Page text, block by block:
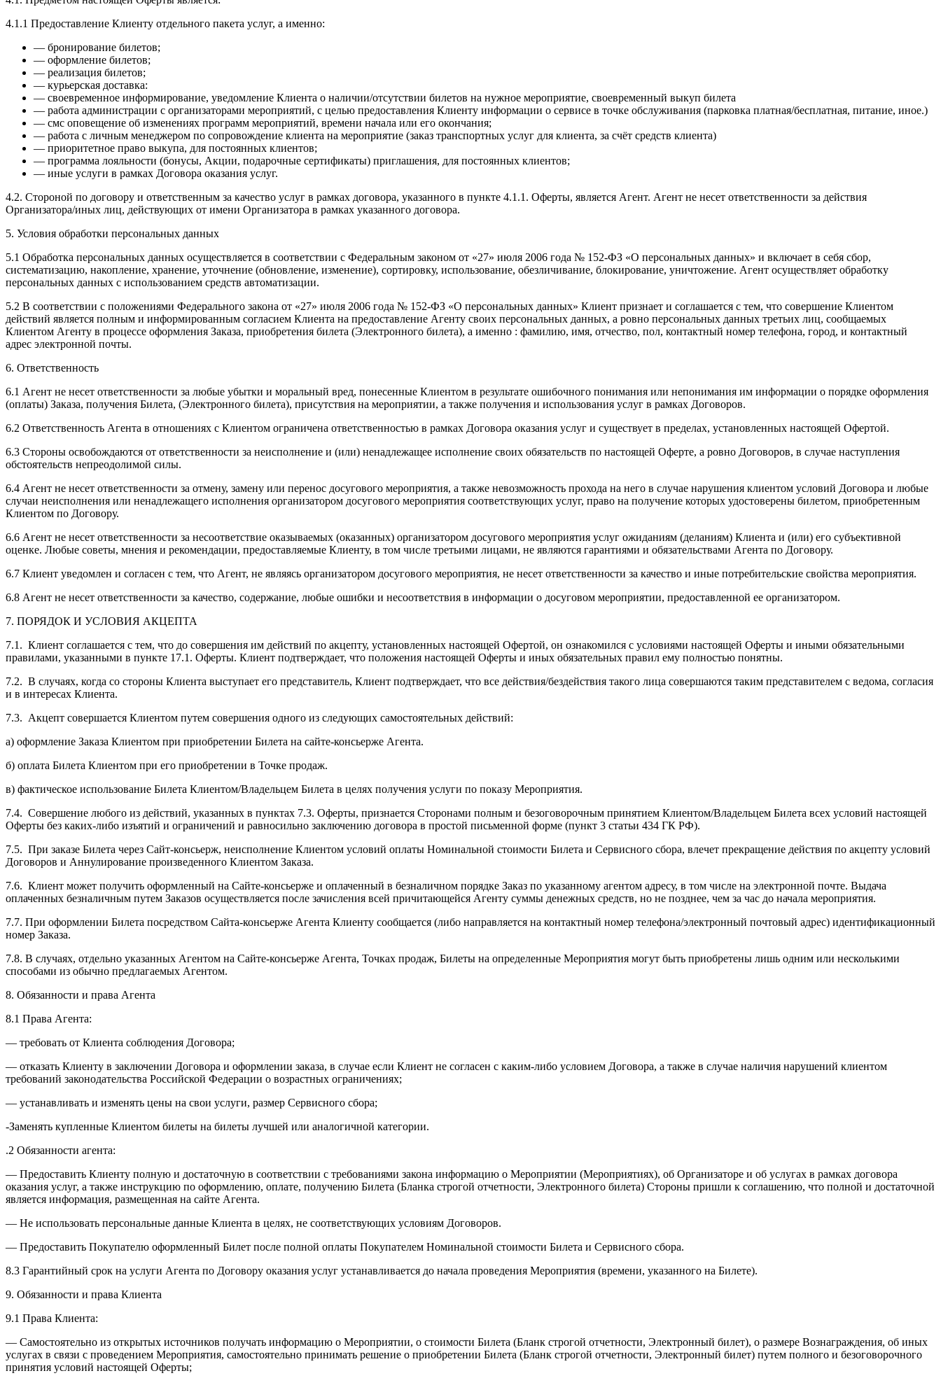
4.1.1 Предоставление Клиенту отдельного пакета услуг, а именно:
— бронирование билетов;
— оформление билетов;
— реализация билетов;
— курьерская доставка:
— своевременное информирование, уведомление Клиента о наличии/отсутствии билетов на нужное мероприятие, своевременный выкуп билета
— работа администрации с организаторами мероприятий, с целью предоставления Клиенту информации о сервисе в точке обслуживания (парковка платная/бесплатная, питание, иное.)
— смс оповещение об изменениях программ мероприятий, времени начала или его окончания;
— работа с личным менеджером по сопровождение клиента на мероприятие (заказ транспортных услуг для клиента, за счёт средств клиента)
— приоритетное право выкупа, для постоянных клиентов;
— программа лояльности (бонусы, Акции, подарочные сертификаты) приглашения, для постоянных клиентов;
— иные услуги в рамках Договора оказания услуг.
4.2. Стороной по договору и ответственным за качество услуг в рамках договора, указанного в пункте 4.1.1. Оферты, является Агент. Агент не несет ответственности за действия
Организатора/иных лиц, действующих от имени Организатора в рамках указанного договора.
5. Условия обработки персональных данных
5.1 Обработка персональных данных осуществляется в соответствии с Федеральным законом от «27» июля 2006 года № 152-ФЗ «О персональных данных» и включает в себя сбор,
систематизацию, накопление, хранение, уточнение (обновление, изменение), сортировку, использование, обезличивание, блокирование, уничтожение. Агент осуществляет обработку
персональных данных с использованием средств автоматизации.
5.2 В соответствии с положениями Федерального закона от «27» июля 2006 года № 152-ФЗ «О персональных данных» Клиент признает и соглашается с тем, что совершение Клиентом
действий является полным и информированным согласием Клиента на предоставление Агенту своих персональных данных, а ровно персональных данных третьих лиц, сообщаемых
Клиентом Агенту в процессе оформления Заказа, приобретения билета (Электронного билета), а именно : фамилию, имя, отчество, пол, контактный номер телефона, город, и контактный
адрес электронной почты.
6. Ответственность
6.1 Агент не несет ответственности за любые убытки и моральный вред, понесенные Клиентом в результате ошибочного понимания или непонимания им информации о порядке оформления
(оплаты) Заказа, получения Билета, (Электронного билета), присутствия на мероприятии, а также получения и использования услуг в рамках Договоров.
6.2 Ответственность Агента в отношениях с Клиентом ограничена ответственностью в рамках Договора оказания услуг и существует в пределах, установленных настоящей Офертой.
6.3 Стороны освобождаются от ответственности за неисполнение и (или) ненадлежащее исполнение своих обязательств по настоящей Оферте, а ровно Договоров, в случае наступления
обстоятельств непреодолимой силы.
6.4 Агент не несет ответственности за отмену, замену или перенос досугового мероприятия, а также невозможность прохода на него в случае нарушения клиентом условий Договора и любые
случаи неисполнения или ненадлежащего исполнения организатором досугового мероприятия соответствующих услуг, право на получение которых удостоверены билетом, приобретенным
Клиентом по Договору.
6.6 Агент не несет ответственности за несоответствие оказываемых (оказанных) организатором досугового мероприятия услуг ожиданиям (деланиям) Клиента и (или) его субъективной
оценке. Любые советы, мнения и рекомендации, предоставляемые Клиенту, в том числе третьими лицами, не являются гарантиями и обязательствами Агента по Договору.
6.7 Клиент уведомлен и согласен с тем, что Агент, не являясь организатором досугового мероприятия, не несет ответственности за качество и иные потребительские свойства мероприятия.
6.8 Агент не несет ответственности за качество, содержание, любые ошибки и несоответствия в информации о досуговом мероприятии, предоставленной ее организатором.
7. ПОРЯДОК И УСЛОВИЯ АКЦЕПТА
7.1. Клиент соглашается с тем, что до совершения им действий по акцепту, установленных настоящей Офертой, он ознакомился с условиями настоящей Оферты и иными обязательными
правилами, указанными в пункте 17.1. Оферты. Клиент подтверждает, что положения настоящей Оферты и иных обязательных правил ему полностью понятны.
7.2. В случаях, когда со стороны Клиента выступает его представитель, Клиент подтверждает, что все действия/бездействия такого лица совершаются таким представителем с ведома, согласия
и в интересах Клиента.
7.3. Акцепт совершается Клиентом путем совершения одного из следующих самостоятельных действий:
а) оформление Заказа Клиентом при приобретении Билета на сайте-консьерже Агента.
б) оплата Билета Клиентом при его приобретении в Точке продаж.
в) фактическое использование Билета Клиентом/Владельцем Билета в целях получения услуги по показу Мероприятия.
7.4. Совершение любого из действий, указанных в пунктах 7.3. Оферты, признается Сторонами полным и безоговорочным принятием Клиентом/Владельцем Билета всех условий настоящей
Оферты без каких-либо изъятий и ограничений и равносильно заключению договора в простой письменной форме (пункт 3 статьи 434 ГК РФ).
7.5. При заказе Билета через Сайт-консьерж, неисполнение Клиентом условий оплаты Номинальной стоимости Билета и Сервисного сбора, влечет прекращение действия по акцепту условий
Договоров и Аннулирование произведенного Клиентом Заказа.
7.6. Клиент может получить оформленный на Сайте-консьерже и оплаченный в безналичном порядке Заказ по указанному агентом адресу, в том числе на электронной почте. Выдача
оплаченных безналичным путем Заказов осуществляется после зачисления всей причитающейся Агенту суммы денежных средств, но не позднее, чем за час до начала мероприятия.
7.7. При оформлении Билета посредством Сайта-консьерже Агента Клиенту сообщается (либо направляется на контактный номер телефона/электронный почтовый адрес) идентификационный
номер Заказа.
7.8. В случаях, отдельно указанных Агентом на Сайте-консьерже Агента, Точках продаж, Билеты на определенные Мероприятия могут быть приобретены лишь одним или несколькими
способами из обычно предлагаемых Агентом.
8. Обязанности и права Агента
8.1 Права Агента:
— требовать от Клиента соблюдения Договора;
— отказать Клиенту в заключении Договора и оформлении заказа, в случае если Клиент не согласен с каким-либо условием Договора, а также в случае наличия нарушений клиентом
требований законодательства Российской Федерации о возрастных ограничениях;
— устанавливать и изменять цены на свои услуги, размер Сервисного сбора;
-Заменять купленные Клиентом билеты на билеты лучшей или аналогичной категории.
.2 Обязанности агента:
— Предоставить Клиенту полную и достаточную в соответствии с требованиями закона информацию о Мероприятии (Мероприятиях), об Организаторе и об услугах в рамках договора
оказания услуг, а также инструкцию по оформлению, оплате, получению Билета (Бланка строгой отчетности, Электронного билета) Стороны пришли к соглашению, что полной и достаточной
является информация, размещенная на сайте Агента.
— Не использовать персональные данные Клиента в целях, не соответствующих условиям Договоров.
— Предоставить Покупателю оформленный Билет после полной оплаты Покупателем Номинальной стоимости Билета и Сервисного сбора.
8.3 Гарантийный срок на услуги Агента по Договору оказания услуг устанавливается до начала проведения Мероприятия (времени, указанного на Билете).
9. Обязанности и права Клиента
9.1 Права Клиента:
— Самостоятельно из открытых источников получать информацию о Мероприятии, о стоимости Билета (Бланк строгой отчетности, Электронный билет), о размере Вознаграждения, об иных
услугах в связи с проведением Мероприятия, самостоятельно принимать решение о приобретении Билета (Бланк строгой отчетности, Электронный билет) путем полного и безоговорочного
принятия условий настоящей Оферты;